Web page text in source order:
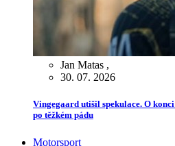
Jan Matas ,
30. 07. 2026
Vingegaard utišil spekulace. O
po těžkém pádu
Motorsport